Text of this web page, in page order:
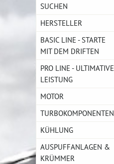
SUCHEN
HERSTELLER
BASIC LINE - STARTE
MIT DEM DRIFTEN
PRO LINE - ULTIMATIVE
LEISTUNG
MOTOR
TURBOKOMPONENTEN
KÜHLUNG
AUSPUFFANLAGEN &
KRÜMMER